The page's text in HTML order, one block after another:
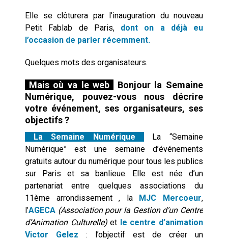
Elle se clôturera par l’inauguration du nouveau
Petit Fablab de Paris, dont on a déjà eu
l’occasion de parler récemment.
Quelques mots des organisateurs.
Mais où va le web
Bonjour la Semaine
Numérique, pouvez-vous nous décrire
votre événement, ses organisateurs, ses
objectifs ?
La Semaine Numérique
La “Semaine
Numérique” est une semaine d’événements
gratuits autour du numérique pour tous les publics
sur Paris et sa banlieue. Elle est née d’un
partenariat entre quelques associations du
11ème arrondissement , la MJC Mercoeur,
l’AGECA (Association pour la Gestion d’un Centre
d’Animation Culturelle)et le centre d’animation
Victor Gelez
: l’objectif est de créer un